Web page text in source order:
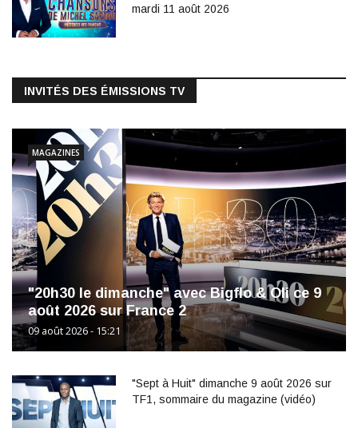
mardi 11 août 2026
INVITÉS DES ÉMISSIONS TV
"20h30 le dimanche" avec Bigflo & Oli ce 9
août 2026 sur France 2
09 août 2026 - 15:21
MAGAZINES
"Sept à Huit" dimanche 9 août 2026 sur
TF1, sommaire du magazine (vidéo)